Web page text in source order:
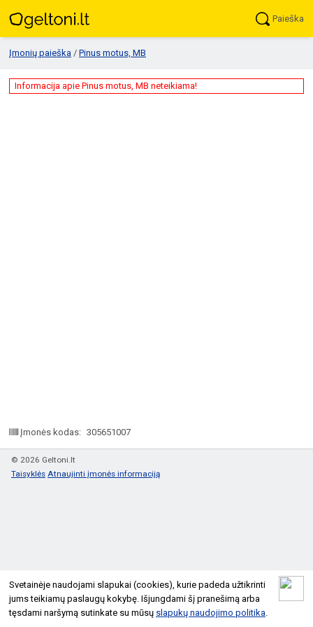
Svetainėje naudojami slapukai (cookies), kurie padeda užtikrinti
jums teikiamų paslaugų kokybę. Išjungdami šį pranešimą arba
tęsdami naršymą sutinkate su mūsų slapukų naudojimo politika
Paieška
Įmonių paieška / Pinus motus, MB
Informacija apie Pinus motus, MB neteikiama!
Įmonės kodas: 305651007
© 2026 Geltoni.lt
Taisyklės Atnaujinti įmonės informaciją